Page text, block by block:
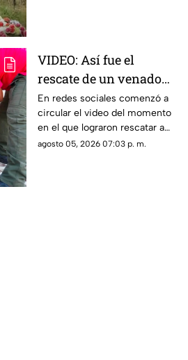
VIDEO: Así fue el
rescate de un venado
cola blanca en
Cozumel; quedó
atrapado en una malla
ciclónica
En redes sociales comenzó a
circular el video del momento
en el que lograron rescatar a
un venado cola blanca en
agosto 05, 2026 07:03 p. m.